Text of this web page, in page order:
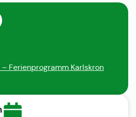
Ferienprogramm Karlskron